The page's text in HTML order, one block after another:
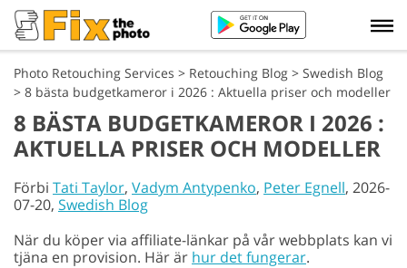
Photo Retouching Services > Retouching Blog > Swedish Blog
> 8 bästa budgetkameror i 2026 : Aktuella priser och modeller
8 BÄSTA BUDGETKAMEROR I 2026 :
AKTUELLA PRISER OCH MODELLER
Förbi Tati Taylor, Vadym Antypenko, Peter Egnell, 2026-
07-20, Swedish Blog
När du köper via affiliate-länkar på vår webbplats kan vi
tjäna en provision. Här är hur det fungerar.